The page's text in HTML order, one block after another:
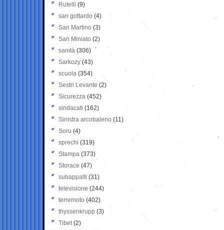
Rutelli (9)
san gottardo (4)
San Martino (3)
San Miniato (2)
sanità (306)
Sarkozy (43)
scuola (354)
Sestri Levante (2)
Sicurezza (452)
sindacati (162)
Sinistra arcobaleno (11)
Soru (4)
sprechi (319)
Stampa (373)
Storace (47)
subappalti (31)
televisione(244)
terremoto (402)
thyssenkrupp (3)
Tibet(2)